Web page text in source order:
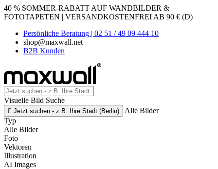
40 % SOMMER-RABATT AUF WANDBILDER &
FOTOTAPETEN | VERSANDKOSTENFREI AB 90 € (D)
Persönliche Beratung | 02 51 / 49 09 444 10
shop@maxwall.net
B2B Kunden
Visuelle Bild Suche
 Jetzt suchen - z.B. Ihre Stadt (Berlin)
Alle Bilder
Typ
Alle Bilder
Foto
Vektoren
Illustration
AI Images